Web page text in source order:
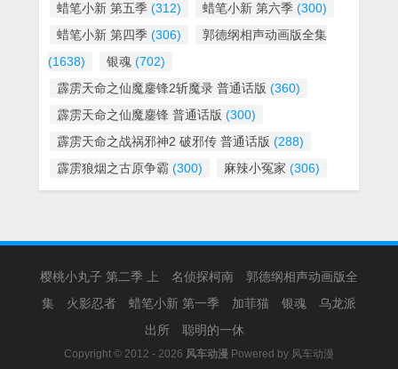
蜡笔小新 第五季 (312) 蜡笔小新 第六季 (300)
蜡笔小新 第四季 (306)
郭德纲相声动画版全集
(1638)
银魂 (702)
霹雳天命之仙魔鏖锋2斩魔录 普通话版 (360)
霹雳天命之仙魔鏖锋 普通话版 (300)
霹雳天命之战祸邪神2 破邪传 普通话版 (288)
霹雳狼烟之古原争霸 (300) 麻辣小冤家 (306)
樱桃小丸子 第二季 上 名侦探柯南
郭德纲相声动画版全
集
火影忍者 蜡笔小新 第一季 加菲猫 银魂
乌龙派
出所
聪明的一休
Copyright © 2012 - 2026 风车动漫 Powered by 风车动漫